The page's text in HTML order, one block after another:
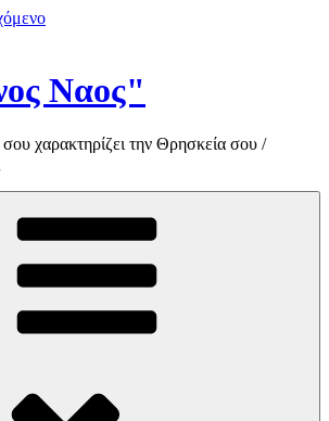
Ναος"
χαρακτηρίζει την Θρησκεία σου /